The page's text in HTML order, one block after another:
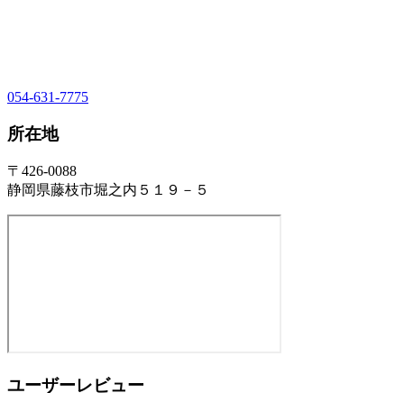
054-631-7775
所在地
〒426-0088
静岡県藤枝市堀之内５１９－５
ユーザーレビュー